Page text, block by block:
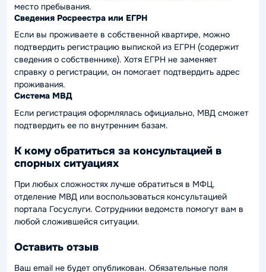
место пребывания.
Сведения Росреестра или ЕГРН
Если вы проживаете в собственной квартире, можно
подтвердить регистрацию выпиской из ЕГРН (содержит
сведения о собственнике). Хотя ЕГРН не заменяет
справку о регистрации, он помогает подтвердить адрес
проживания.
Система МВД
Если регистрация оформлялась официально, МВД сможет
подтвердить ее по внутренним базам.
К кому обратиться за консультацией в
спорных ситуациях
При любых сложностях лучше обратиться в МФЦ,
отделение МВД или воспользоваться консультацией
портала Госуслуги. Сотрудники ведомств помогут вам в
любой сложившейся ситуации.
Оставить отзыв
Ваш email не будет опубликован. Обязательные поля